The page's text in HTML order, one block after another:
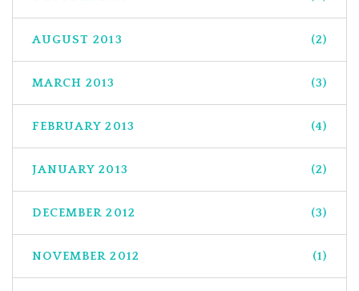
AUGUST 2013 (2)
MARCH 2013 (3)
FEBRUARY 2013 (4)
JANUARY 2013 (2)
DECEMBER 2012 (3)
NOVEMBER 2012 (1)